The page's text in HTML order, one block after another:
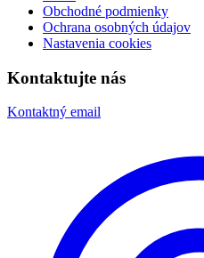
Obchodné podmienky
Ochrana osobných údajov
Nastavenia cookies
Kontaktujte nás
Kontaktný email